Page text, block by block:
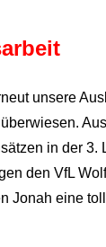
unsere
in der
den VfL
Jonah eine